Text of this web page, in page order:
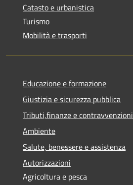
Catasto e urbanistica
Turismo
Mobilità e trasporti
Educazione e formazione
Giustizia e sicurezza pubblica
Tributi,finanze e contravvenzioni
Ambiente
Salute, benessere e assistenza
Autorizzazioni
Agricoltura e pesca